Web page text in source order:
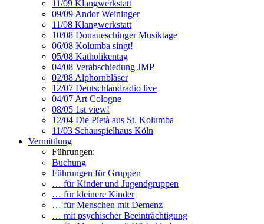
11/09 Klangwerkstatt
09/09 Andor Weininger
11/08 Klangwerkstatt
10/08 Donaueschinger Musiktage
06/08 Kolumba singt!
05/08 Katholikentag
04/08 Verabschiedung JMP
02/08 Alphornbläser
12/07 Deutschlandradio live
04/07 Art Cologne
08/05 1st view!
12/04 Die Pietà aus St. Kolumba
11/03 Schauspielhaus Köln
Vermittlung
Führungen:
Buchung
Führungen für Gruppen
… für Kinder und Jugendgruppen
… für kleinere Kinder
… für Menschen mit Demenz
… mit psychischer Beeinträchtigung